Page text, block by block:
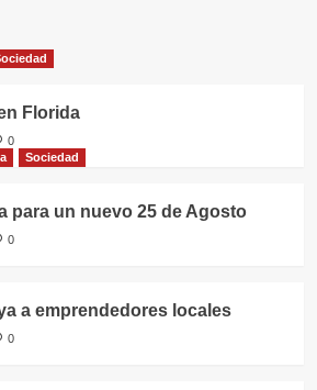
Florida
0
Sociedad
para un nuevo 25 de Agosto
0
a emprendedores locales
0